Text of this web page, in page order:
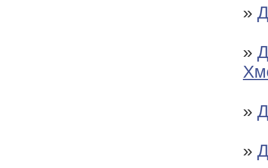
»
»
»
»